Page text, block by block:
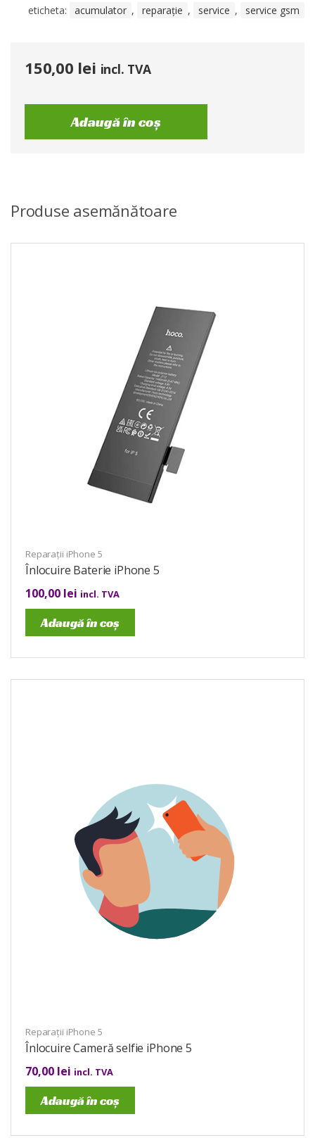
eticheta: acumulator , reparație , service , service gsm
150,00 lei incl. TVA
Adaugă în coș
Produse asemănătoare
Reparații iPhone 5
Înlocuire Baterie iPhone 5
100,00 lei incl. TVA
Adaugă în coș
Reparații iPhone 5
Înlocuire Cameră selfie iPhone 5
70,00 lei incl. TVA
Adaugă în coș